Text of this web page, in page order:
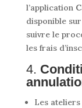
l’application
disponible
suivre le
les frais
4.
Les